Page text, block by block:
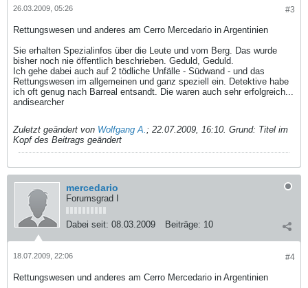
#3
26.03.2009, 05:26
Rettungswesen und anderes am Cerro Mercedario in Argentinien
Sie erhalten Spezialinfos über die Leute und vom Berg. Das wurde
bisher noch nie öffentlich beschrieben. Geduld, Geduld.
Ich gehe dabei auch auf 2 tödliche Unfälle - Südwand - und das
Rettungswesen im allgemeinen und ganz speziell ein. Detektive habe
ich oft genug nach Barreal entsandt. Die waren auch sehr erfolgreich...
andisearcher
Zuletzt geändert von Wolfgang A.; 22.07.2009, 16:10. Grund: Titel im
Kopf des Beitrags geändert
mercedario
Forumsgrad I
Dabei seit: 08.03.2009 Beiträge: 10
#4
18.07.2009, 22:06
Rettungswesen und anderes am Cerro Mercedario in Argentinien